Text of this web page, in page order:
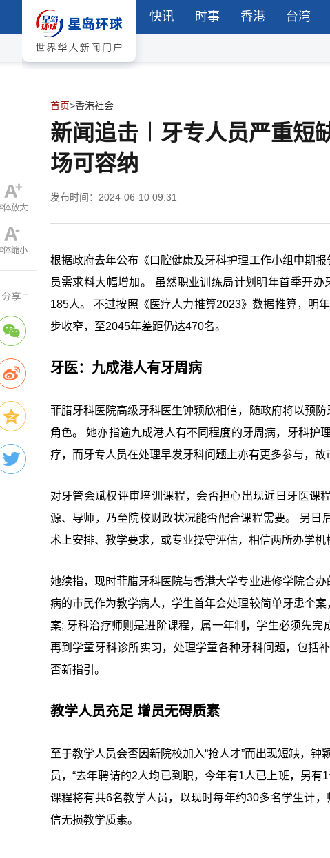
快讯 时事 香港 台湾
首页>香港社会
新闻追击︱牙专人员严重短
场可容纳
发布时间：2024-06-10 09:31
根据政府去年公布《口腔健康及牙科护理工作小组中期
员需求料大幅增加。 虽然职业训练局计划明年首季开
185人。 不过按照《医疗人力推算2023》数据推算，明
步收窄，至2045年差距仍达470名。
牙医：九成港人有牙周病
菲腊牙科医院高级牙科医生钟颖欣相信，随政府将以预
角色。 她亦指逾九成港人有不同程度的牙周病，牙科护
疗，而牙专人员在处理早发牙科问题上亦有更多参与，故
对牙管会赋权评审培训课程，会否担心出现近日牙医课
源、导师，乃至院校财政状况能否配合课程需要。 另
术上安排、教学要求，或专业操守评估，相信两所办学机
她续指，现时菲腊牙科医院与香港大学专业进修学院合
病的巿民作为教学病人，学生首年会处理较简单牙患个
案; 牙科治疗师则是进阶课程，属一年制，学生必须先完
再到学童牙科诊所实习，处理学童各种牙科问题，包括
否新指引。
教学人员充足 增员无碍质素
至于教学人员会否因新院校加入“抢人才”而出现短缺，
员，“去年聘请的2人均已到职，今年有1人已上班，另
课程将有共6名教学人员，以现时每年约30多名学生计，
信无损教学质素。